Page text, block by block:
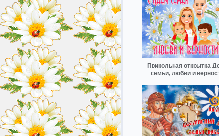
Прикольная открытка
семьи, любви и